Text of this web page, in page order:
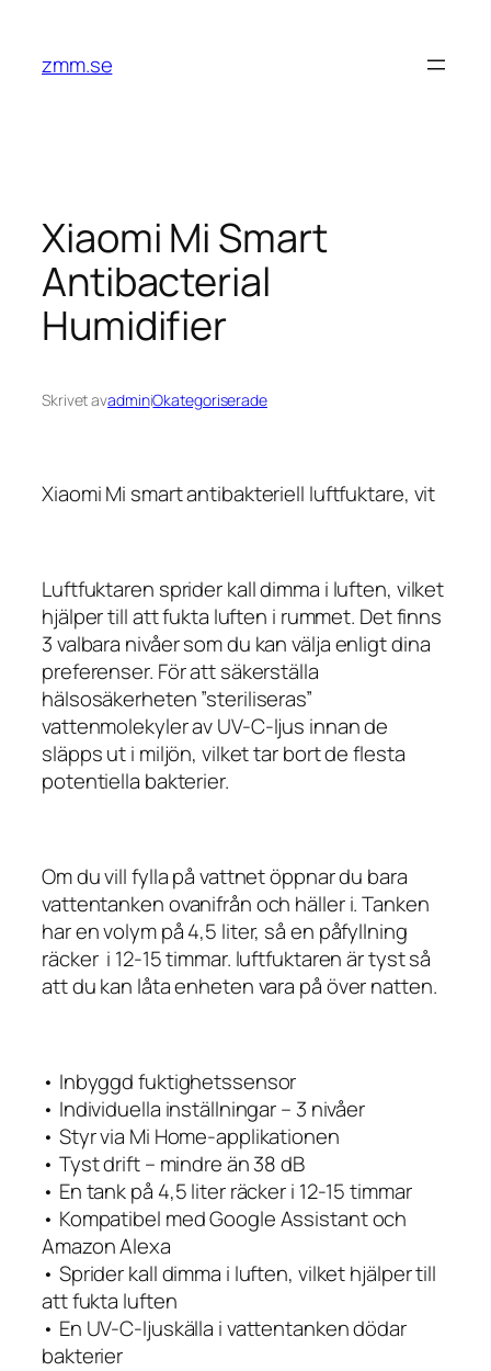
innehåll
zmm.se
Xiaomi Mi Smart
Antibacterial
Humidifier
Skrivet avadminiOkategoriserade
Xiaomi Mi smart antibakteriell luftfuktare, vit
Luftfuktaren sprider kall dimma i luften, vilket
hjälper till att fukta luften i rummet. Det finns
3 valbara nivåer som du kan välja enligt dina
preferenser. För att säkerställa
hälsosäkerheten ”steriliseras”
vattenmolekyler av UV-C-ljus innan de
släpps ut i miljön, vilket tar bort de flesta
potentiella bakterier.
Om du vill fylla på vattnet öppnar du bara
vattentanken ovanifrån och häller i. Tanken
har en volym på 4,5 liter, så en påfyllning
räcker i 12-15 timmar. luftfuktaren är tyst så
att du kan låta enheten vara på över natten.
• Inbyggd fuktighetssensor
• Individuella inställningar – 3 nivåer
• Styr via Mi Home-applikationen
• Tyst drift – mindre än 38 dB
• En tank på 4,5 liter räcker i 12-15 timmar
• Kompatibel med Google Assistant och
Amazon Alexa
• Sprider kall dimma i luften, vilket hjälper till
att fukta luften
• En UV-C-ljuskälla i vattentanken dödar
bakterier